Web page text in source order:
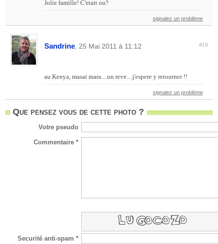
Jolie famille! C'etait ou?
signalez un problème
Sandrine , 25 Mai 2011 à 11:12 #19
au Kenya, masai mara....un reve....j'espere y retourner !!
signalez un problème
Que pensez vous de cette photo ?
Votre pseudo
Commentaire *
Securité anti-spam *